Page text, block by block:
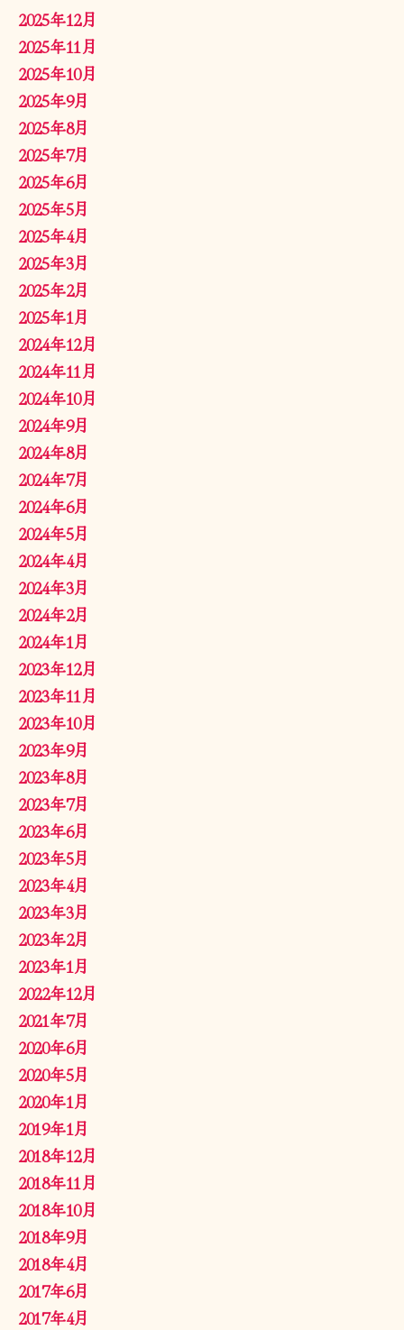
2025年12月
2025年11月
2025年10月
2025年9月
2025年8月
2025年7月
2025年6月
2025年5月
2025年4月
2025年3月
2025年2月
2025年1月
2024年12月
2024年11月
2024年10月
2024年9月
2024年8月
2024年7月
2024年6月
2024年5月
2024年4月
2024年3月
2024年2月
2024年1月
2023年12月
2023年11月
2023年10月
2023年9月
2023年8月
2023年7月
2023年6月
2023年5月
2023年4月
2023年3月
2023年2月
2023年1月
2022年12月
2021年7月
2020年6月
2020年5月
2020年1月
2019年1月
2018年12月
2018年11月
2018年10月
2018年9月
2018年4月
2017年6月
2017年4月